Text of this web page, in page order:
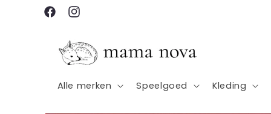
Meteen
naar deFacebookInstagram
Alle merken Speelgoed Kleding